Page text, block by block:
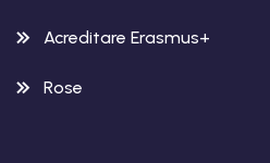
Acreditare Erasmus+
Rose